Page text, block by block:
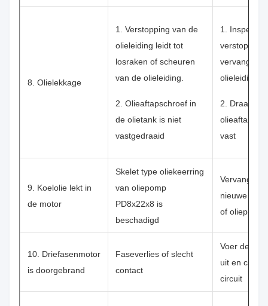
8. Olielekkage
1. Verstopping van de
olieleiding leidt tot
losraken of scheuren
van de olieleiding.
2. Olieaftapschroef in
de olietank is niet
vastgedraaid
1.
verstopte
vervang de
olieleiding
2. Draai de
vast
9. Koelolie lekt in
de motor
Skelet type oliekeerring
van oliepomp
PD8x22x8 is
beschadigd
Vervang een
nieuwe
of oliepomp
10. Driefasenmotor
is doorgebrand
Faseverlies of slecht
contact
Voer de
uit en
circuit